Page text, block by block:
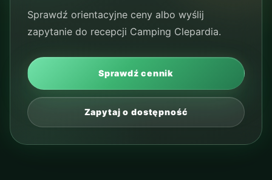
Sprawdź orientacyjne ceny albo wyślij
zapytanie do recepcji Camping Clepardia.
Sprawdź cennik
Zapytaj o dostępność